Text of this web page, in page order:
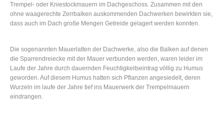
Trempel- oder Kniestockmauern im Dachgeschoss. Zusammen mit den
ohne waagerechte Zerrbalken auskommenden Dachwerken bewirkten sie,
dass auch im Dach große Mengen Getreide gelagert werden konnten.
Die sogenannten Mauerlatten der Dachwerke, also die Balken auf denen
die Sparrendreiecke mit der Mauer verbunden werden, waren leider im
Laufe der Jahre durch dauernden Feuchtigkeitseintrag völlig zu Humus
geworden. Auf diesem Humus hatten sich Pflanzen angesiedelt, deren
Wurzeln im laufe der Jahre tief ins Mauerwerk der Trempelmauern
eindrangen.